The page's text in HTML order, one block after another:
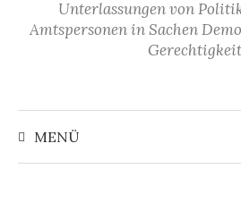
Unterlassungen von
Amtspersonen in Sachen
MENÜ